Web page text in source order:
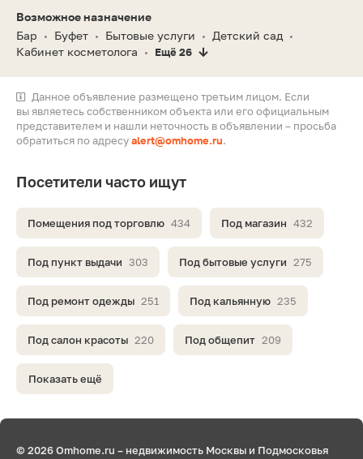
Возможное назначение
Бар
• Буфет • Бытовые услуги • Детский сад •
Кабинет косметолога • Ещё 26
Данное объявление размещено третьим лицом. Если
вы являетесь собственником объекта или его официальным
представителем и нашли неточность в объявлении – просьба
обратиться по адресуalert@omhome.ru.
Посетители часто ищут
Помещения под торговлю 434 Под магазин 432
Под пункт выдачи 303 Под бытовые услуги 275
Под ремонт одежды 251 Под кальянную 235
Под салон красоты 220 Под общепит 209
Показать ещё
© 2026 Omhome.ru – недвижимость Москвы и Подмосковья